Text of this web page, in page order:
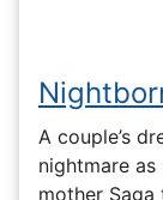
A couple’s
nightmare
mother Saga